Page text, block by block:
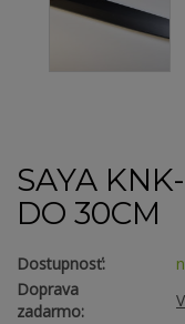
SAYA
DO 30CM
Dostupnosť:
Doprava
zadarmo: